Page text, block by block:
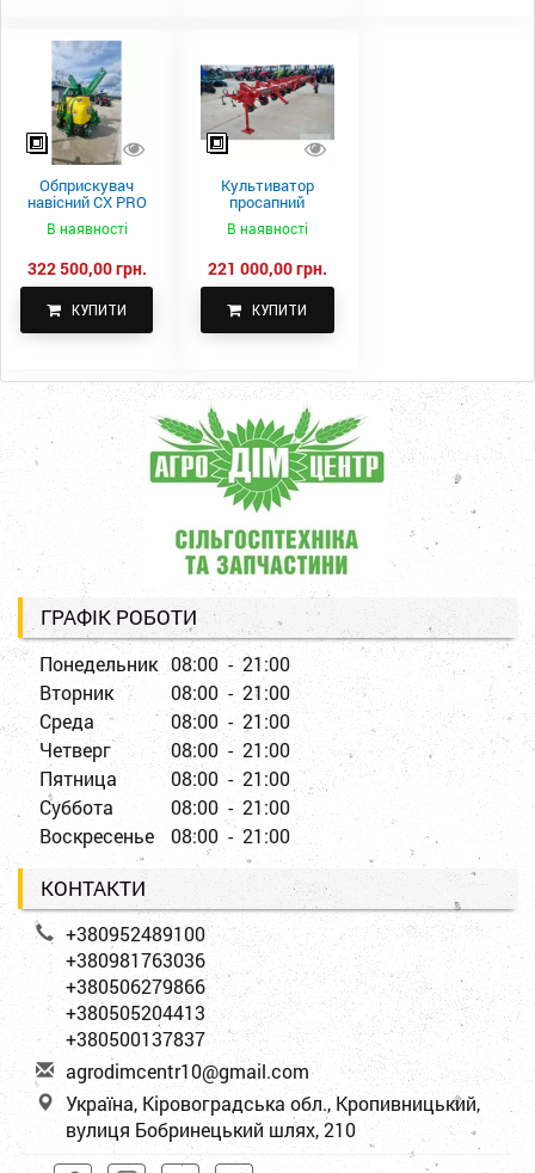
Обприскувач
навісний CX PRO
В наявності
322 500,00 грн.
КУПИТИ
Культиватор
просапний
КПН-5,6-05
В наявності
221 000,00 грн.
КУПИТИ
ГРАФІК РОБОТИ
Понедельник 08:00 - 21:00
Вторник
08:00 - 21:00
Среда
08:00 - 21:00
Четверг
08:00 - 21:00
Пятница
08:00 - 21:00
Суббота
08:00 - 21:00
Воскресенье
08:00 - 21:00
КОНТАКТИ
+380952489100
+380981763036
+380506279866
+380505204413
+380500137837
agrodimcentr10@gmail.com
Україна, Кіровоградська обл., Кропивницький,
вулиця Бобринецький шлях, 210